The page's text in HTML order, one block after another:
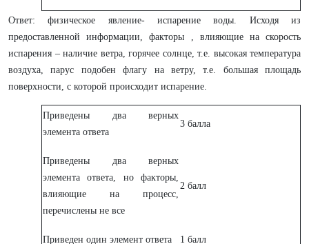
Ответ: физическое явление- испарение воды. Исходя из
предоставленной информации, факторы , влияющие на скорость
испарения – наличие ветра, горячее солнце, т.е. высокая температура
воздуха, парус подобен флагу на ветру, т.е. большая площадь
поверхности, с которой происходит испарение.
Приведены два верных
элемента ответа
3 балла
Приведены два верных
элемента ответа, но факторы,
влияющие на процесс,
перечислены не все
2 балл
Приведен один элемент ответа 1 балл